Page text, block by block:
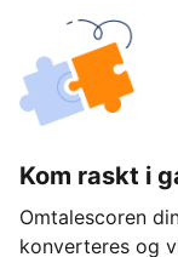
Kom raskt i
Omtalescoren
konverteres og